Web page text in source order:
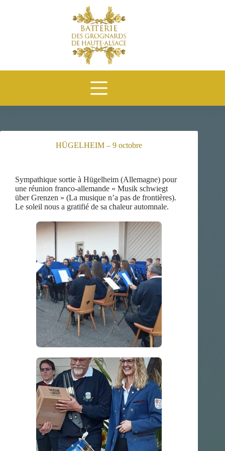
HÜGELHEIM – 9 octobre
Sympathique sortie à Hügelheim (Allemagne) pour
une réunion franco-allemande « Musik schwiegt
über Grenzen » (La musique n’a pas de frontières).
Le soleil nous a gratifié de sa chaleur automnale.